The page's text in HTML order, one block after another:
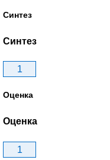
Синтез
Синтез
1
Оценка
Оценка
1